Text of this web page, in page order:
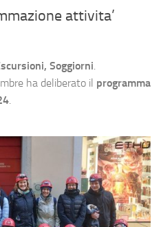
attivita’
Soggiorni.
ha deliberato il programma
.